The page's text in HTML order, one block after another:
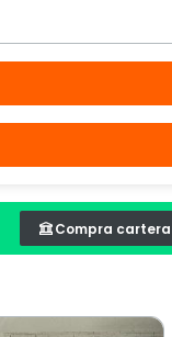
Compra cartera